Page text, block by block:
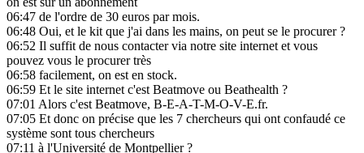
06:47 de l'ordre de 30 euros par mois.
06:48 Oui, et le kit que j'ai dans les mains, on peut se le procurer ?
06:52 Il suffit de nous contacter via notre site internet et vous
pouvez vous le procurer très
06:58 facilement, on est en stock.
06:59 Et le site internet c'est Beatmove ou Beathealth ?
07:01 Alors c'est Beatmove, B-E-A-T-M-O-V-E.fr.
07:05 Et donc on précise que les 7 chercheurs qui ont confaudé ce
système sont tous chercheurs
07:11 à l'Université de Montpellier ?